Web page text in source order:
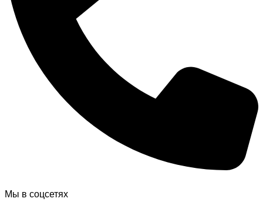
Мы в соцсетях